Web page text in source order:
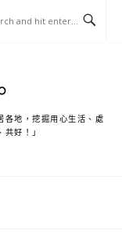
各地，挖掘用心生活、處
好！」